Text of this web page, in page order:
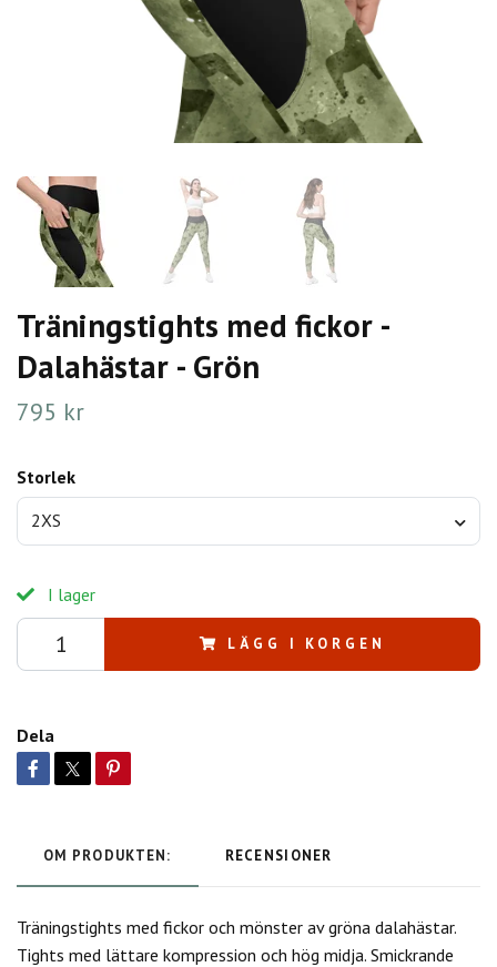
Träningstights med fickor -
Dalahästar - Grön
795 kr
Storlek
2XS
I lager
LÄGG I KORGEN
Dela
OM PRODUKTEN: RECENSIONER
Träningstights med fickor och mönster av gröna dalahästar.
Tights med lättare kompression och hög midja. Smickrande